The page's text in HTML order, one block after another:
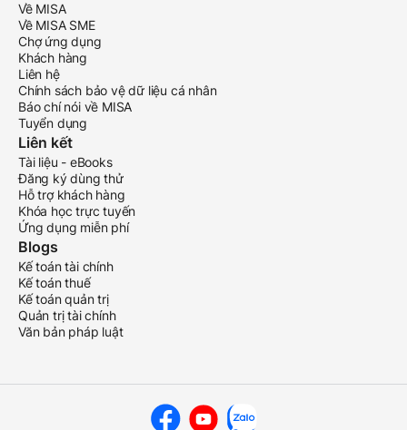
Về MISA
Về MISA SME
Chợ ứng dụng
Khách hàng
Liên hệ
Chính sách bảo vệ dữ liệu cá nhân
Báo chí nói về MISA
Tuyển dụng
Liên kết
Tài liệu - eBooks
Đăng ký dùng thử
Hỗ trợ khách hàng
Khóa học trực tuyến
Ứng dụng miễn phí
Blogs
Kế toán tài chính
Kế toán thuế
Kế toán quản trị
Quản trị tài chính
Văn bản pháp luật